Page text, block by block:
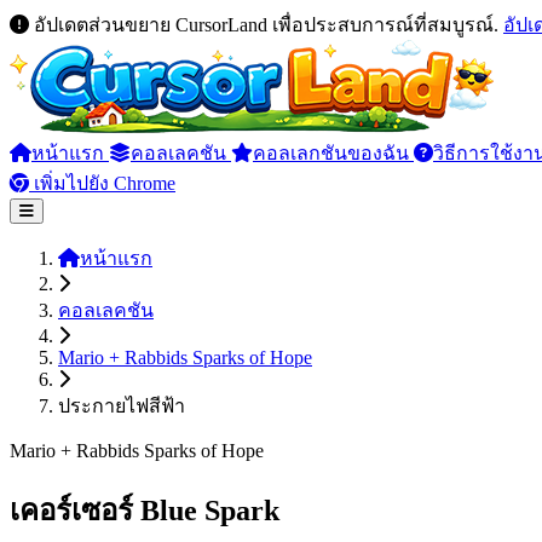
อัปเดตส่วนขยาย CursorLand เพื่อประสบการณ์ที่สมบูรณ์. อัปเ
หน้าแรก คอลเลคชัน คอลเลกชันของฉัน
วิธีการใช้งา
เพิ่มไปยัง Chrome
หน้าแรก
คอลเลคชัน
Mario + Rabbids Sparks of Hope
ประกายไฟสีฟ้า
Mario + Rabbids Sparks of Hope
เคอร์เซอร์ Blue Spark